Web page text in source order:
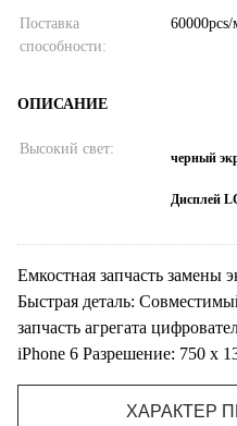
Поставка
способности:
60000pcs/
ОПИСАНИЕ
Высокий свет:
черный
Дисплей
Емкостная запчасть замены
Быстрая деталь:
запчасть агрегата
iPhone 6 Разрешение: 750 x
ХАРАКТЕР